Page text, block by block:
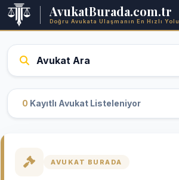
AvukatBurada.com.tr
Doğru Avukata Ulaşmanın En Hızlı Yolu
Avukat Ara
0 Kayıtlı Avukat Listeleniyor
AVUKAT BURADA